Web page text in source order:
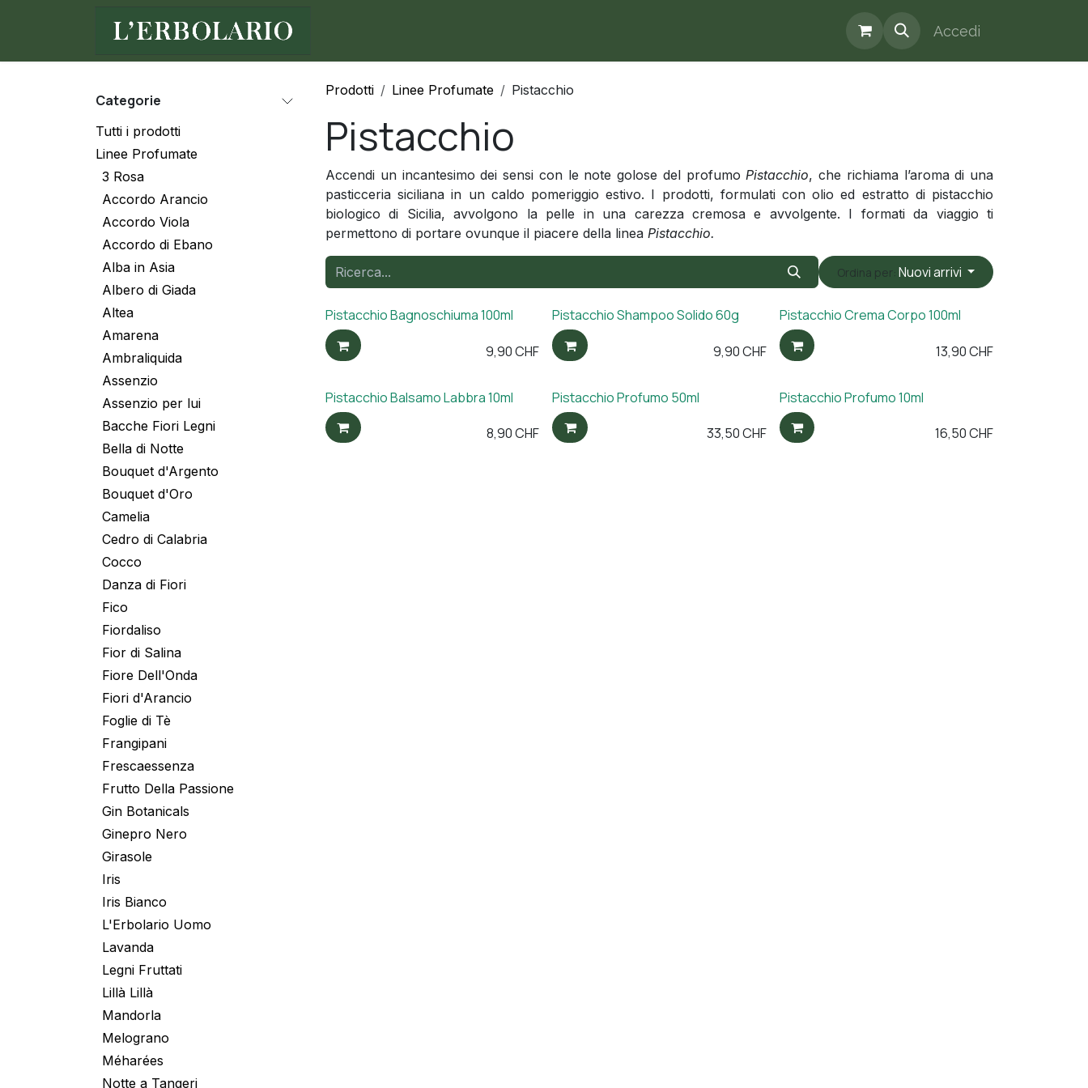
Accedi
Categorie
Tutti i prodotti
Linee Profumate
3 Rosa
Accordo Arancio
Accordo Viola
Accordo di Ebano
Alba in Asia
Albero di Giada
Altea
Amarena
Ambraliquida
Assenzio
Assenzio per lui
Bacche Fiori Legni
Bella di Notte
Bouquet d'Argento
Bouquet d'Oro
Camelia
Cedro di Calabria
Cocco
Danza di Fiori
Fico
Fiordaliso
Fior di Salina
Fiore Dell'Onda
Fiori d'Arancio
Foglie di Tè
Frangipani
Frescaessenza
Frutto Della Passione
Gin Botanicals
Ginepro Nero
Girasole
Iris
Iris Bianco
L'Erbolario Uomo
Lavanda
Legni Fruttati
Lillà Lillà
Mandorla
Melograno
Méharées
Notte a Tangeri
Prodotti Linee Profumate Pistacchio
Pistacchio
Accendi un incantesimo dei sensi con le note golose del profumoPistacchio, che richiama l’aroma di una
pasticceria siciliana in un caldo pomeriggio estivo. I prodotti, formulati con olio ed estratto di pistacchio
biologico di Sicilia, avvolgono la pelle in una carezza cremosa e avvolgente. I formati da viaggio ti
permettono di portare ovunque il piacere della linea Pistacchio.
Ordina per: Nuovi arrivi
Pistacchio Bagnoschiuma 100ml
9,90CHF
Pistacchio Shampoo Solido 60g
9,90CHF
Pistacchio Crema Corpo 100ml
13,90CHF
Pistacchio Balsamo Labbra 10ml
8,90CHF
Pistacchio Profumo 50ml
33,50CHF
Pistacchio Profumo 10ml
16,50CHF